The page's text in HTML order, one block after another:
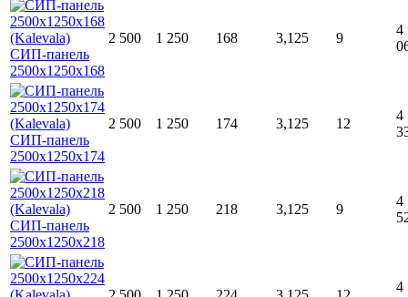
2 500 1 250 168 3,125 9
4
2 500 1 250 174 3,125 12
4
2 500 1 250 218 3,125 9
4
4